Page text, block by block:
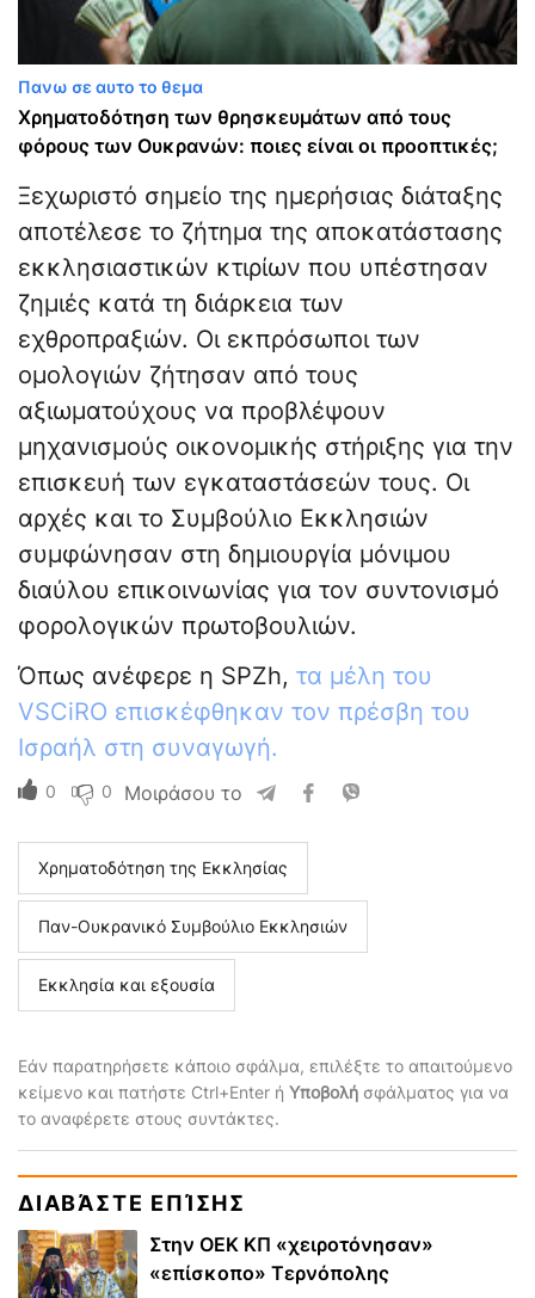
Πανω σε αυτο το θεμα
Χρηματοδότηση των θρησκευμάτων από τους
φόρους των Ουκρανών: ποιες είναι οι προοπτικές;
Ξεχωριστό σημείο της ημερήσιας διάταξης
αποτέλεσε το ζήτημα της αποκατάστασης
εκκλησιαστικών κτιρίων που υπέστησαν
ζημιές κατά τη διάρκεια των
εχθροπραξιών. Οι εκπρόσωποι των
ομολογιών ζήτησαν από τους
αξιωματούχους να προβλέψουν
μηχανισμούς οικονομικής στήριξης για την
επισκευή των εγκαταστάσεών τους. Οι
αρχές και το Συμβούλιο Εκκλησιών
συμφώνησαν στη δημιουργία μόνιμου
διαύλου επικοινωνίας για τον συντονισμό
φορολογικών πρωτοβουλιών.
Όπως ανέφερε η SPZh, τα μέλη του
VSCiRO επισκέφθηκαν τον πρέσβη του
Ισραήλ στη συναγωγή.
0 0 Μοιράσου το
Χρηματοδότηση της Εκκλησίας
Παν-Ουκρανικό Συμβούλιο Εκκλησιών
Εκκλησία και εξουσία
Εάν παρατηρήσετε κάποιο σφάλμα, επιλέξτε το απαιτούμενο
κείμενο και πατήστε Ctrl+Enter ή Υποβολή σφάλματος για να
το αναφέρετε στους συντάκτες.
ΔΙΑΒΆΣΤΕ ΕΠΊΣΗΣ
Στην ΟΕΚ ΚΠ «χειροτόνησαν»
«επίσκοπο» Τερνόπολης